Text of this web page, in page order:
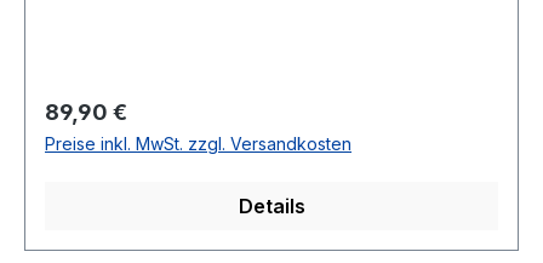
elastischem BundMit EingrifftaschenFußweite: 32
cm mit kleinem Aufschlag100 % Polyester 30 °
waschbarModell Nr.: 722.610Farbe: 999
Regulärer Preis:
89,90 €
Preise inkl. MwSt. zzgl. Versandkosten
Details